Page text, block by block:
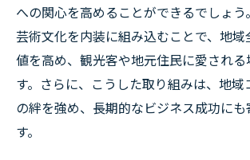
への関心を高めることができるでしょ
芸術文化を内装に組み込むことで、地
値を高め、観光客や地元住民に愛される
す。さらに、こうした取り組みは、地域
の絆を強め、長期的なビジネス成功に
す。